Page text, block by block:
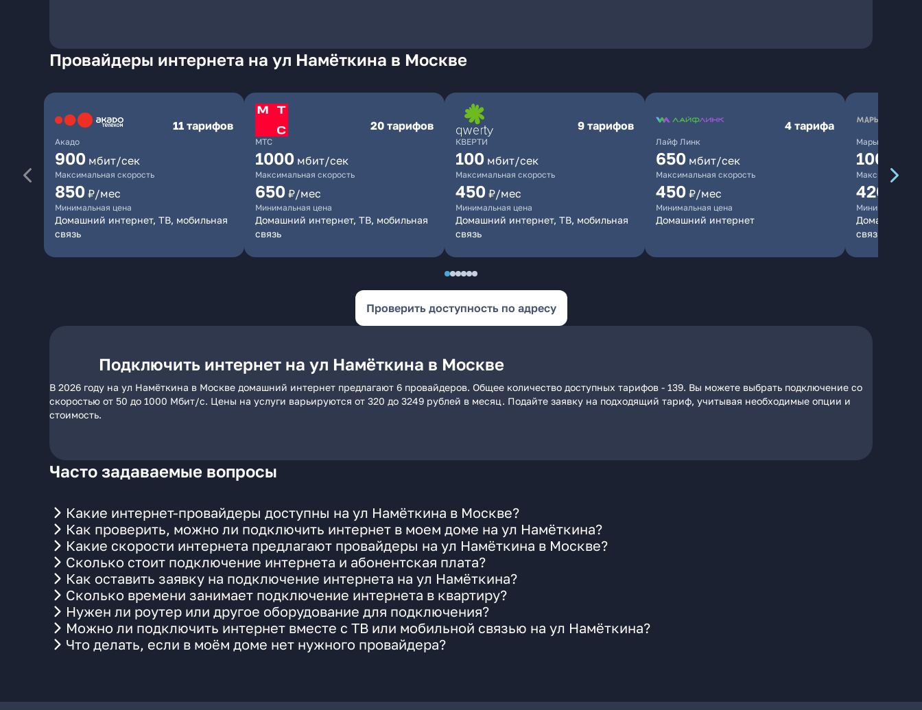
Провайдеры интернета на ул Намёткина в Москве
Акадо
11 тарифов
900 мбит/сек
Максимальная скорость
850 ₽/мес
Минимальная цена
Домашний интернет, ТВ, мобильная
связь
МТС
20 тарифов
1000 мбит/сек
Максимальная скорость
650 ₽/мес
Минимальная цена
Домашний интернет, ТВ, мобильная
связь
КВЕРТИ
9 тарифов
100 мбит/сек
Максимальная скорость
450 ₽/мес
Минимальная цена
Домашний интернет, ТВ, мобильная
связь
Лайф Линк
4 тарифа
650 мбит/сек
Максимальная скорость
450 ₽/мес
Минимальная цена
Домашний интернет
Марьино.нет
10000
Максимальная
420
Минимальная
Домашний
связь
Проверить доступность по адресу
Подключить интернет на ул Намёткина в Москве
В 2026 году на ул Намёткина в Москве домашний интернет предлагают 6 провайдеров. Общее количество доступных тарифов - 139. Вы можете выбрать подключение со
скоростью от 50 до 1000 Мбит/с. Цены на услуги варьируются от 320 до 3249 рублей в месяц. Подайте заявку на подходящий тариф, учитывая необходимые опции и
стоимость.
Часто задаваемые вопросы
Какие интернет-провайдеры доступны на ул Намёткина в Москве?
Как проверить, можно ли подключить интернет в моем доме на ул Намёткина?
Какие скорости интернета предлагают провайдеры на ул Намёткина в Москве?
Сколько стоит подключение интернета и абонентская плата?
Как оставить заявку на подключение интернета на ул Намёткина?
Сколько времени занимает подключение интернета в квартиру?
Нужен ли роутер или другое оборудование для подключения?
Можно ли подключить интернет вместе с ТВ или мобильной связью на ул Намёткина?
Что делать, если в моём доме нет нужного провайдера?